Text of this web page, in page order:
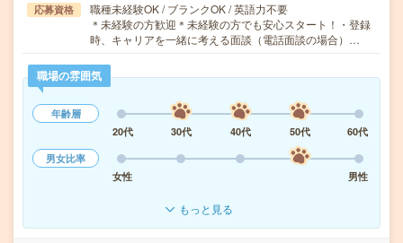
応募資格
職種未経験OK / ブランクOK / 英語力不要
＊未経験の方歓迎＊未経験の方でも安心スタート！・登録
時、キャリアを一緒に考える面談（電話面談の場合）…
職場の雰囲気
年齢層
20代
30代 40代 50代
60代
男女比率
女性
男性
もっと見る